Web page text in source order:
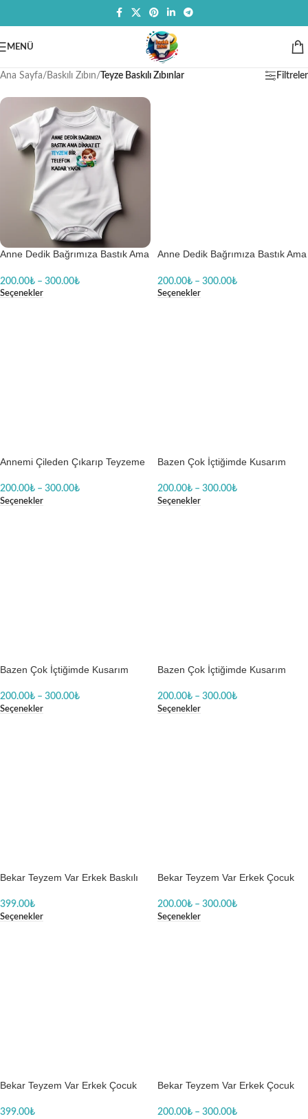
MENÜ
Ana Sayfa/ Baskılı Zıbın/ Teyze Baskılı Zıbınlar Filtreler
Anne Dedik Bağrımıza Bastık Ama
Kadar Yakın Baskılı Zıbın
200.00₺ – 300.00₺
Seçenekler
Anne Dedik Bağrımıza Bastık Ama
Kadar Yakın Kız Baskılı Zıbın
200.00₺ – 300.00₺
Seçenekler
Annemi Çileden Çıkarıp Teyzeme
200.00₺ – 300.00₺
Seçenekler
Bazen Çok İçtiğimde Kusarım
Baskılı Zıbın
200.00₺ – 300.00₺
Seçenekler
Bazen Çok İçtiğimde Kusarım
Zıbın
200.00₺ – 300.00₺
Seçenekler
Bazen Çok İçtiğimde Kusarım
Zıbın
200.00₺ – 300.00₺
Seçenekler
Bekar Teyzem Var Erkek Baskılı
399.00₺
Seçenekler
Bekar Teyzem Var Erkek Çocuk
200.00₺ – 300.00₺
Seçenekler
Bekar Teyzem Var Erkek Çocuk
399.00₺
Bekar Teyzem Var Erkek Çocuk
200.00₺ – 300.00₺